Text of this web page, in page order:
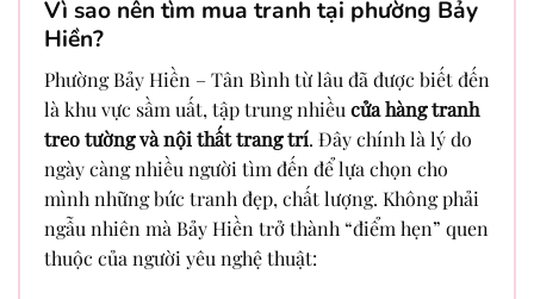
Vì sao nên tìm mua tranh tại phường Bảy
Hiền?
Phường Bảy Hiền – Tân Bình từ lâu đã được biết đến
là khu vực sầm uất, tập trung nhiềucửa hàng tranh
treo tường và nội thất trang trí. Đây chính là lý do
ngày càng nhiều người tìm đến để lựa chọn cho
mình những bức tranh đẹp, chất lượng. Không phải
ngẫu nhiên mà Bảy Hiền trở thành “điểm hẹn” quen
thuộc của người yêu nghệ thuật: